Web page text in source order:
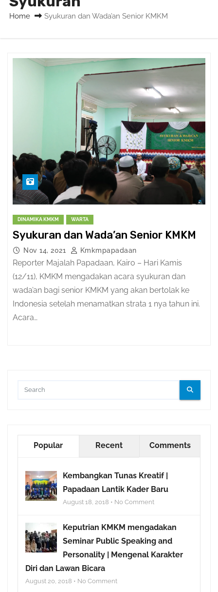
Home Syukuran dan Wada’an Senior KMKM
DINAMIKA KMKM WARTA
Syukuran dan Wada’an Senior KMKM
Nov 14, 2021 Kmkmpapadaan
Reporter Majalah Papadaan, Kairo – Hari Kamis
(12/11), KMKM mengadakan acara syukuran dan
wada’an bagi senior KMKM yang akan bertolak ke
Indonesia setelah menamatkan strata 1 nya tahun ini.
Acara…
Popular Recent Comments
Kembangkan Tunas Kreatif |
Papadaan Lantik Kader Baru
August 18, 2018 • No Comment
Keputrian KMKM mengadakan
Seminar Public Speaking and
Personality | Mengenal Karakter
Diri dan Lawan Bicara
August 20, 2018 • No Comment